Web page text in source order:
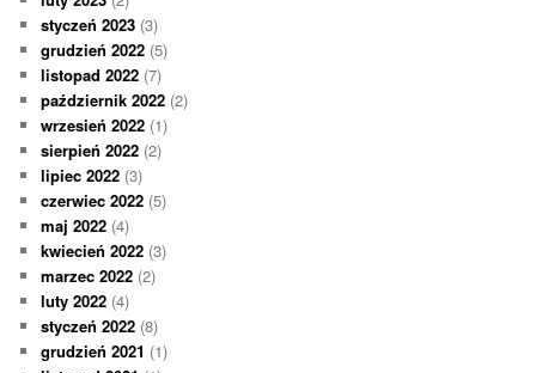
styczeń 2023 (3)
grudzień 2022 (5)
listopad 2022 (7)
październik 2022 (2)
wrzesień 2022 (1)
sierpień 2022 (2)
lipiec 2022 (3)
czerwiec 2022 (5)
maj 2022 (4)
kwiecień 2022 (3)
marzec 2022 (2)
luty 2022 (4)
styczeń 2022 (8)
grudzień 2021 (1)